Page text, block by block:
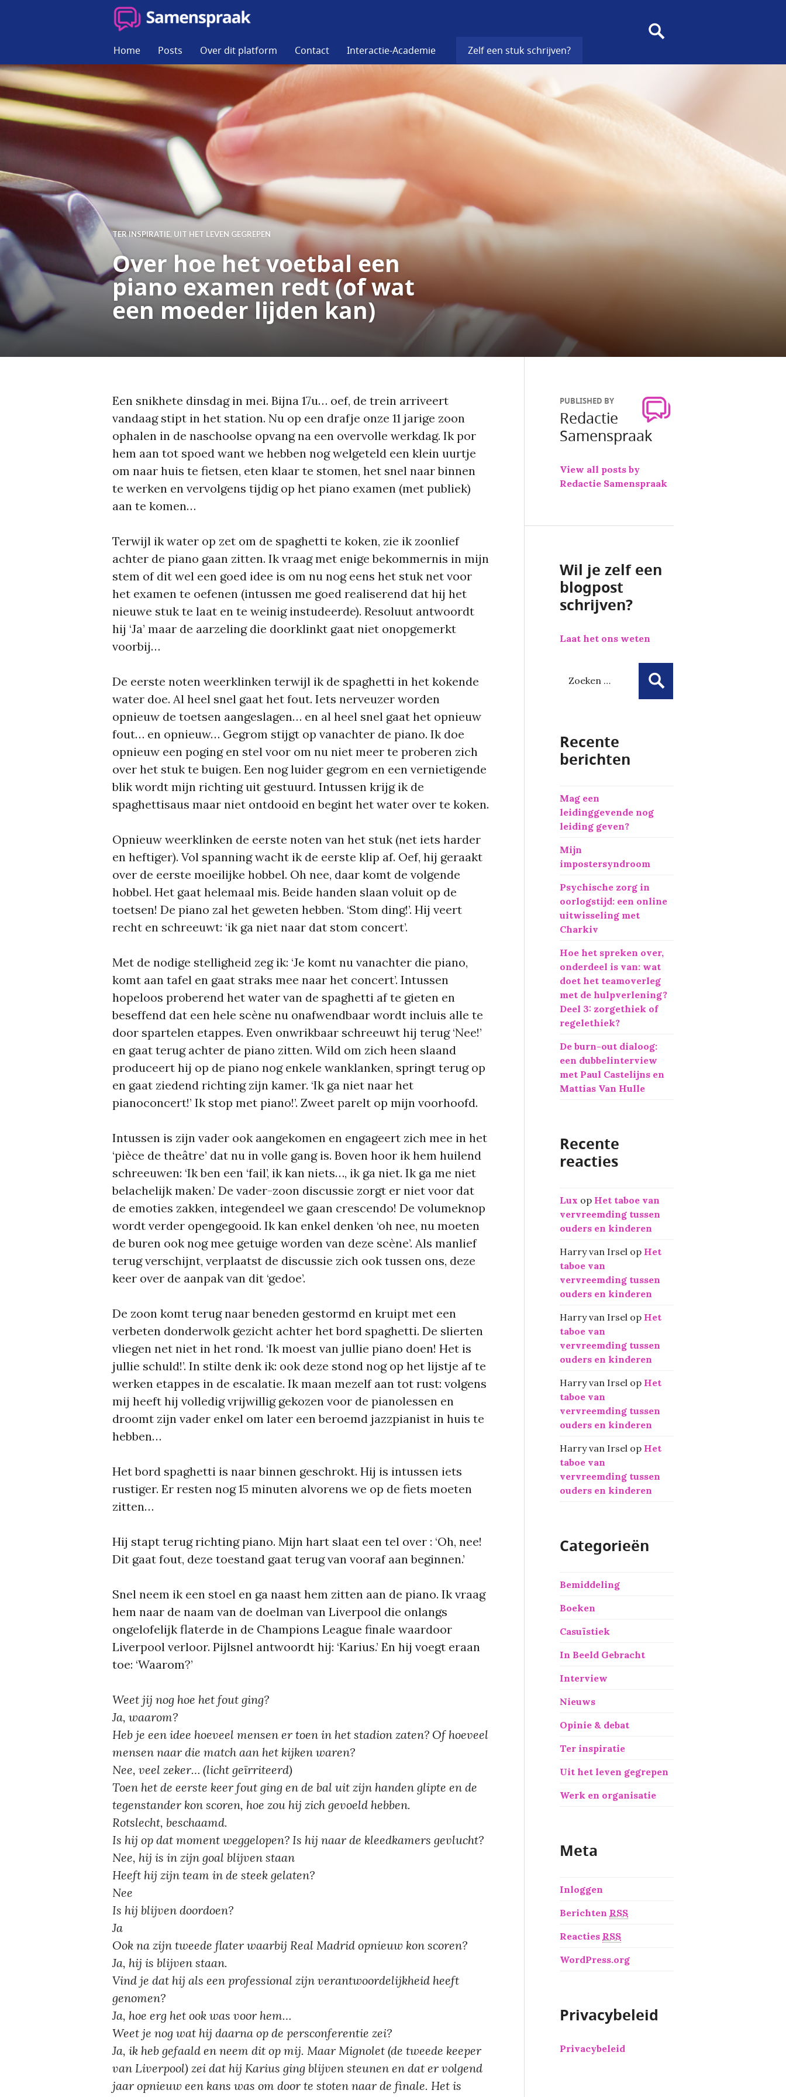
SAMENSPRAAK
Home Posts Over dit platform Contact Interactie-Academie Zelf een stuk schrijven?
TER INSPIRATIE, UIT HET LEVEN GEGREPEN
Over hoe het voetbal een
piano examen redt (of wat
een moeder lijden kan)
Een snikhete dinsdag in mei. Bijna 17u… oef, de trein arriveert
vandaag stipt in het station. Nu op een drafje onze 11 jarige zoon
ophalen in de naschoolse opvang na een overvolle werkdag. Ik por
hem aan tot spoed want we hebben nog welgeteld een klein uurtje
om naar huis te fietsen, eten klaar te stomen, het snel naar binnen
te werken en vervolgens tijdig op het piano examen (met publiek)
aan te komen…
Terwijl ik water op zet om de spaghetti te koken, zie ik zoonlief
achter de piano gaan zitten. Ik vraag met enige bekommernis in mijn
stem of dit wel een goed idee is om nu nog eens het stuk net voor
het examen te oefenen (intussen me goed realiserend dat hij het
nieuwe stuk te laat en te weinig instudeerde). Resoluut antwoordt
hij ‘Ja’ maar de aarzeling die doorklinkt gaat niet onopgemerkt
voorbij…
De eerste noten weerklinken terwijl ik de spaghetti in het kokende
water doe. Al heel snel gaat het fout. Iets nerveuzer worden
opnieuw de toetsen aangeslagen… en al heel snel gaat het opnieuw
fout… en opnieuw… Gegrom stijgt op vanachter de piano. Ik doe
opnieuw een poging en stel voor om nu niet meer te proberen zich
over het stuk te buigen. Een nog luider gegrom en een vernietigende
blik wordt mijn richting uit gestuurd. Intussen krijg ik de
spaghettisaus maar niet ontdooid en begint het water over te koken.
Opnieuw weerklinken de eerste noten van het stuk (net iets harder
en heftiger). Vol spanning wacht ik de eerste klip af. Oef, hij geraakt
over de eerste moeilijke hobbel. Oh nee, daar komt de volgende
hobbel. Het gaat helemaal mis. Beide handen slaan voluit op de
toetsen! De piano zal het geweten hebben. ‘Stom ding!’. Hij veert
recht en schreeuwt: ‘ik ga niet naar dat stom concert’.
Met de nodige stelligheid zeg ik: ‘Je komt nu vanachter die piano,
komt aan tafel en gaat straks mee naar het concert’. Intussen
hopeloos proberend het water van de spaghetti af te gieten en
beseffend dat een hele scène nu onafwendbaar wordt incluis alle te
door spartelen etappes. Even onwrikbaar schreeuwt hij terug ‘Nee!’
en gaat terug achter de piano zitten. Wild om zich heen slaand
produceert hij op de piano nog enkele wanklanken, springt terug op
en gaat ziedend richting zijn kamer. ‘Ik ga niet naar het
pianoconcert!’ Ik stop met piano!’. Zweet parelt op mijn voorhoofd.
Intussen is zijn vader ook aangekomen en engageert zich mee in het
‘pièce de theâtre’ dat nu in volle gang is. Boven hoor ik hem huilend
schreeuwen: ‘Ik ben een ‘fail’, ik kan niets…, ik ga niet. Ik ga me niet
belachelijk maken.’ De vader-zoon discussie zorgt er niet voor dat
de emoties zakken, integendeel we gaan crescendo! De volumeknop
wordt verder opengegooid. Ik kan enkel denken ‘oh nee, nu moeten
de buren ook nog mee getuige worden van deze scène’. Als manlief
terug verschijnt, verplaatst de discussie zich ook tussen ons, deze
keer over de aanpak van dit ‘gedoe’.
De zoon komt terug naar beneden gestormd en kruipt met een
verbeten donderwolk gezicht achter het bord spaghetti. De slierten
vliegen net niet in het rond. ‘Ik moest van jullie piano doen! Het is
jullie schuld!’. In stilte denk ik: ook deze stond nog op het lijstje af te
werken etappes in de escalatie. Ik maan mezelf aan tot rust: volgens
mij heeft hij volledig vrijwillig gekozen voor de pianolessen en
droomt zijn vader enkel om later een beroemd jazzpianist in huis te
hebben…
Het bord spaghetti is naar binnen geschrokt. Hij is intussen iets
rustiger. Er resten nog 15 minuten alvorens we op de fiets moeten
zitten…
Hij stapt terug richting piano. Mijn hart slaat een tel over : ‘Oh, nee!
Dit gaat fout, deze toestand gaat terug van vooraf aan beginnen.’
Snel neem ik een stoel en ga naast hem zitten aan de piano. Ik vraag
hem naar de naam van de doelman van Liverpool die onlangs
ongelofelijk flaterde in de Champions League finale waardoor
Liverpool verloor. Pijlsnel antwoordt hij: ‘Karius.’ En hij voegt eraan
toe: ‘Waarom?’
Weet jij nog hoe het fout ging?
Ja, waarom?
Heb je een idee hoeveel mensen er toen in het stadion zaten? Of hoeveel
mensen naar die match aan het kijken waren?
Nee, veel zeker… (licht geïrriteerd)
Toen het de eerste keer fout ging en de bal uit zijn handen glipte en de
tegenstander kon scoren, hoe zou hij zich gevoeld hebben.
Rotslecht, beschaamd.
Is hij op dat moment weggelopen? Is hij naar de kleedkamers gevlucht?
Nee, hij is in zijn goal blijven staan
Heeft hij zijn team in de steek gelaten?
Nee
Is hij blijven doordoen?
Ja
Ook na zijn tweede flater waarbij Real Madrid opnieuw kon scoren?
Ja, hij is blijven staan.
Vind je dat hij als een professional zijn verantwoordelijkheid heeft
genomen?
Ja, hoe erg het ook was voor hem…
Weet je nog wat hij daarna op de persconferentie zei?
Ja, ik heb gefaald en neem dit op mij. Maar Mignolet (de tweede keeper
van Liverpool) zei dat hij Karius ging blijven steunen en dat er volgend
jaar opnieuw een kans was om door te stoten naar de finale. Het is
PUBLISHED BY
Redactie
Samenspraak
View all posts by
Redactie Samenspraak
Wil je zelf een
blogpost
schrijven?
Laat het ons weten
n
n
a
r
:
Recente
berichten
Mag een
leidinggevende nog
leiding geven?
Mijn
impostersyndroom
Psychische zorg in
oorlogstijd: een online
uitwisseling met
Charkiv
Hoe het spreken over,
onderdeel is van: wat
doet het teamoverleg
met de hulpverlening?
Deel 3: zorgethiek of
regelethiek?
De burn-out dialoog:
een dubbelinterview
met Paul Castelijns en
Mattias Van Hulle
Recente
reacties
Lux op Het taboe van
vervreemding tussen
ouders en kinderen
Harry van Irsel op Het
taboe van
vervreemding tussen
ouders en kinderen
Harry van Irsel op Het
taboe van
vervreemding tussen
ouders en kinderen
Harry van Irsel op Het
taboe van
vervreemding tussen
ouders en kinderen
Harry van Irsel op Het
taboe van
vervreemding tussen
ouders en kinderen
Categorieën
Bemiddeling
Boeken
Casuïstiek
In Beeld Gebracht
Interview
Nieuws
Opinie & debat
Ter inspiratie
Uit het leven gegrepen
Werk en organisatie
Meta
Inloggen
Berichten RSS
Reacties RSS
WordPress.org
Privacybeleid
Privacybeleid